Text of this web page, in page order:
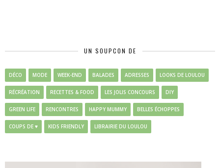
UN SOUPCON DE
DÉCO MODE WEEK-END BALADES ADRESSES LOOKS DE LOULOU
RÉCRÉATION RECETTES & FOOD LES JOLIS CONCOURS DIY
GREEN LIFE RENCONTRES HAPPY MUMMY BELLES ÉCHOPPES
COUPS DE ♥ KIDS FRIENDLY LIBRAIRIE DU LOULOU